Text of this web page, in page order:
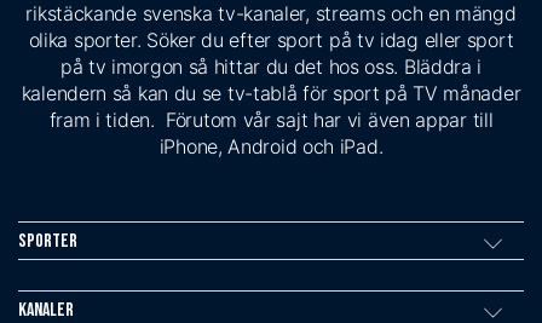
rikstäckande svenska tv-kanaler, streams och en mängd
olika sporter. Söker du efter sport på tv idag eller sport
på tv imorgon så hittar du det hos oss. Bläddra i
kalendern så kan du se tv-tablå för sport på TV månader
fram i tiden. Förutom vår sajt har vi även appar till
iPhone, Android och iPad.
Sporter
Kanaler